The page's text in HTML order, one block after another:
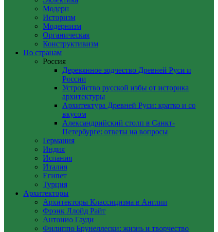
Модерн
Историзм
Модернизм
Органическая
Конструктивизм
По странам
Россия
Деревянное зодчество Древней Руси и
России
Устройство русской избы от историка
архитектуры
Архитектура Древней Руси: кратко и со
вкусом
Александрийский столп в Санкт-
Петербурге: ответы на вопросы
Германия
Индия
Испания
Италия
Египет
Турция
Архитекторы
Архитекторы Классицизма в Англии
Фрэнк Ллойд Райт
Антонио Гауди
Филиппо Брунеллески: жизнь и творчество